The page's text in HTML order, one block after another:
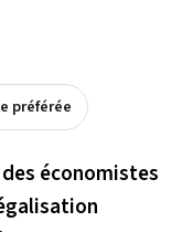
préférée
économistes